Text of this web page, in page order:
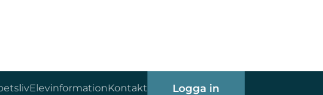
ElevinformationKontakt Logga in